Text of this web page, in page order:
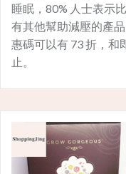
睡眠，80% 人士表示
有其他幫助減壓的產
惠碼可以有 73 折，和
止。